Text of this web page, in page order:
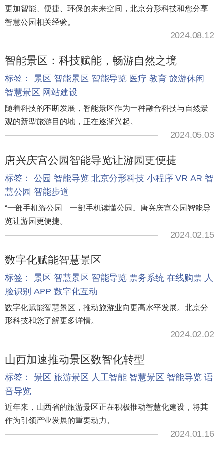
更加智能、便捷、环保的未来空间，北京分形科技和您分享
智慧公园相关经验。
2024.08.12
智能景区：科技赋能，畅游自然之境
标签： 景区 智能景区 智能导览 医疗 教育 旅游休闲
智慧景区 网站建设
随着科技的不断发展，智能景区作为一种融合科技与自然景
观的新型旅游目的地，正在逐渐兴起。
2024.05.03
唐兴庆宫公园智能导览让游园更便捷
标签： 公园 智能导览 北京分形科技 小程序 VR AR 智
慧公园 智能步道
“一部手机游公园，一部手机读懂公园。唐兴庆宫公园智能导
览让游园更便捷。
2024.02.15
数字化赋能智慧景区
标签： 景区 智慧景区 智能导览 票务系统 在线购票 人
脸识别 APP 数字化互动
数字化赋能智慧景区，推动旅游业向更高水平发展。北京分
形科技和您了解更多详情。
2024.02.02
山西加速推动景区数智化转型
标签： 景区 旅游景区 人工智能 智慧景区 智能导览 语
音导览
近年来，山西省的旅游景区正在积极推动智慧化建设，将其
作为引领产业发展的重要动力。
2024.01.16